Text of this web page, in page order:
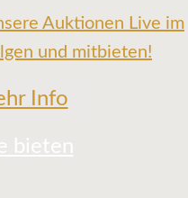
Auktionen Live im
und mitbieten!
Info
bieten